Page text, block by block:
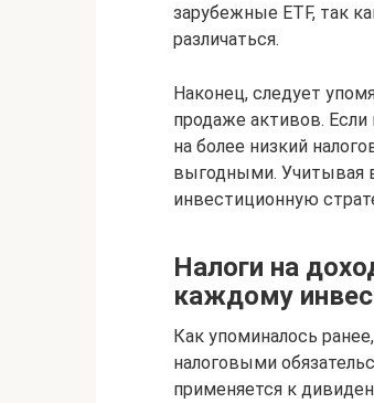
зарубежные ETF, так
различаться.
Наконец, следует
продаже активов.
на более низкий
выгодными. Учитывая
инвестиционную
Налоги на
каждому
Как упоминалось
налоговыми
применяется к